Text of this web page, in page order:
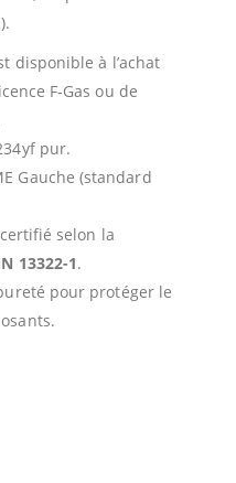
).
disponible à l’achat
F-Gas ou de
pur.
Gauche (standard
selon la
13322-1.
pour protéger le